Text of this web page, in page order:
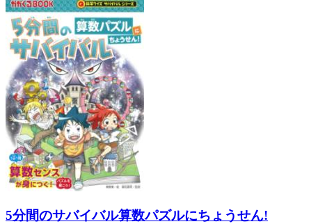
5分間のサバイバル算数パズルにちょうせん!